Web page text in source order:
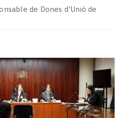
de Dones d'Unió de